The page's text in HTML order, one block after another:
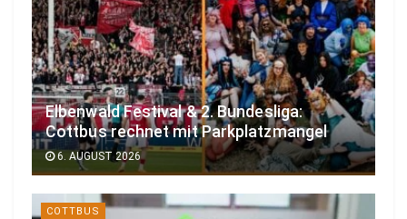
Elbenwald Festival & 2. Bundesliga:
Cottbus rechnet mit Parkplatzmangel
6. AUGUST 2026
COTTBUS